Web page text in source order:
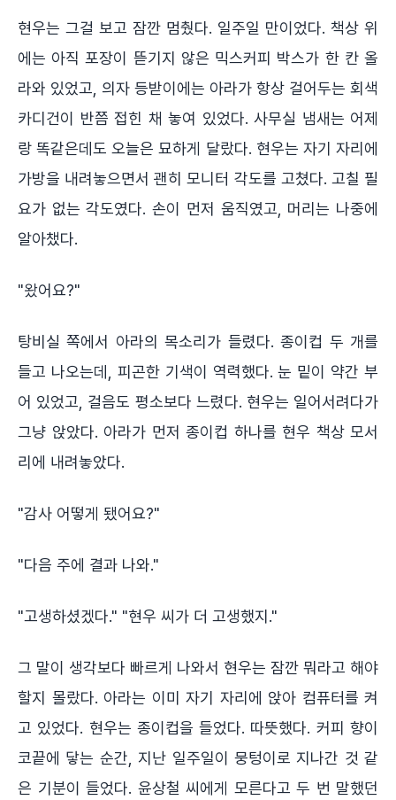
현우는 그걸 보고 잠깐 멈췄다. 일주일 만이었다. 책상 위
에는 아직 포장이 뜯기지 않은 믹스커피 박스가 한 칸 올
라와 있었고, 의자 등받이에는 아라가 항상 걸어두는 회색
카디건이 반쯤 접힌 채 놓여 있었다. 사무실 냄새는 어제
랑 똑같은데도 오늘은 묘하게 달랐다. 현우는 자기 자리에
가방을 내려놓으면서 괜히 모니터 각도를 고쳤다. 고칠 필
요가 없는 각도였다. 손이 먼저 움직였고, 머리는 나중에
알아챘다.
"왔어요?"
탕비실 쪽에서 아라의 목소리가 들렸다. 종이컵 두 개를
들고 나오는데, 피곤한 기색이 역력했다. 눈 밑이 약간 부
어 있었고, 걸음도 평소보다 느렸다. 현우는 일어서려다가
그냥 앉았다. 아라가 먼저 종이컵 하나를 현우 책상 모서
리에 내려놓았다.
"감사 어떻게 됐어요?"
"다음 주에 결과 나와."
"고생하셨겠다." "현우 씨가 더 고생했지."
그 말이 생각보다 빠르게 나와서 현우는 잠깐 뭐라고 해야
할지 몰랐다. 아라는 이미 자기 자리에 앉아 컴퓨터를 켜
고 있었다. 현우는 종이컵을 들었다. 따뜻했다. 커피 향이
코끝에 닿는 순간, 지난 일주일이 뭉텅이로 지나간 것 같
은 기분이 들었다. 윤상철 씨에게 모른다고 두 번 말했던